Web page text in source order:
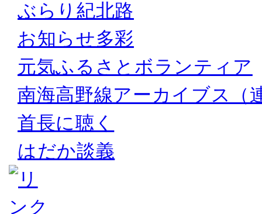
ぶらり紀北路
お知らせ多彩
元気ふるさとボランティア
南海高野線アーカイブス（
首長に聴く
はだか談義